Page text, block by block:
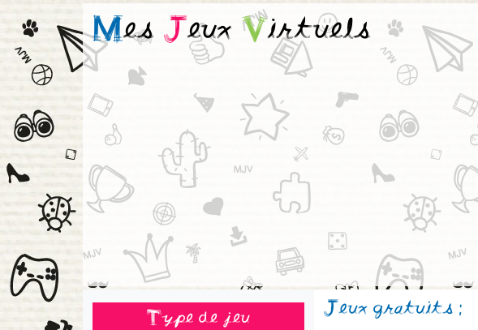
Mes Jeux Virtuels
Type de jeu
Jeux gratuits :